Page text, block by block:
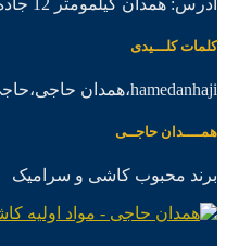
کلمات کلـــیدی
hamedanhaji،همدان حاجی،حاجی همدان،کاشی همدان،سرامیک همدان،موادکاشی سرامیک
همــــدان حاجــی
برند محبوب کاشی و سرامیک